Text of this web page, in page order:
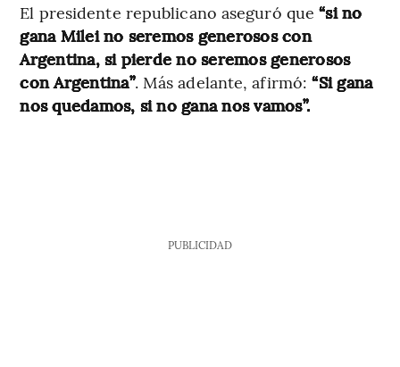
El presidente republicano aseguró que“si no
gana Milei no seremos generosos con
Argentina, si pierde no seremos generosos
con Argentina”. Más adelante, afirmó: “Si gana
nos quedamos, si no gana nos vamos”.
PUBLICIDAD